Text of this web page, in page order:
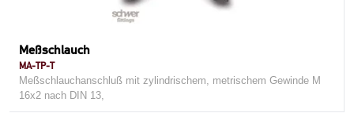
Meßschlauch
MA-TP-T
Meßschlauchanschluß mit zylindrischem, metrischem Gewinde M
16x2 nach DIN 13,